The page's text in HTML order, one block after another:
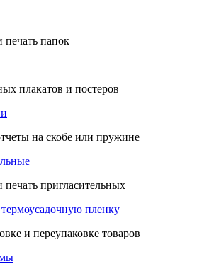
печать папок
плакатов и постеров
на скобе или пружине
печать пригласительных
пленку
и переупаковке товаров